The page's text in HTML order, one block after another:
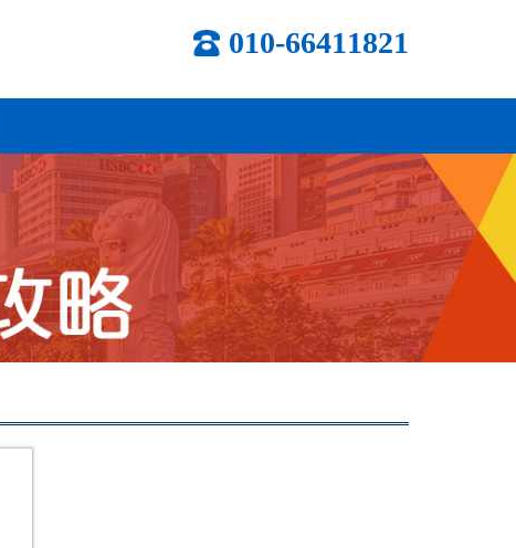
010-66411821